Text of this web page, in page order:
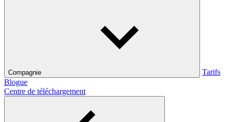
Compagnie
Tarifs
Blogue
Centre de téléchargement